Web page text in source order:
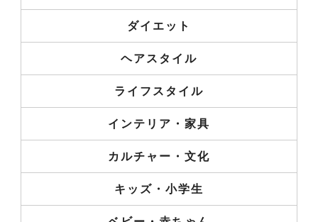
ダイエット
ヘアスタイル
ライフスタイル
インテリア・家具
カルチャー・文化
キッズ・小学生